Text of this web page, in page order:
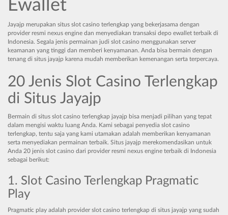
Ewallet
Jayajp merupakan situs slot casino terlengkap yang bekerjasama dengan
provider resmi nexus engine dan menyediakan transaksi depo ewallet terbaik di
Indonesia. Segala jenis permainan judi slot casino menggunakan server
keamanan yang tinggi dan memberi kenyamanan. Anda bisa bermain dengan
tenang di situs jayajp karena mudah memberikan kemenangan serta terpercaya.
20 Jenis Slot Casino Terlengkap
di Situs Jayajp
Bermain di situs slot casino terlengkap jayajp bisa menjadi pilihan yang tepat
dalam mengisi waktu luang Anda. Kami sebagai penyedia slot casino
terlengkap, tentu saja yang kami utamakan adalah memberikan kenyamanan
serta menyediakan permainan terbaik. Situs jayajp merekomendasikan untuk
Anda 20 jenis slot casino dari provider resmi nexus engine terbaik di Indonesia
sebagai berikut:
1. Slot Casino Terlengkap Pragmatic
Play
Pragmatic play adalah provider slot casino terlengkap di situs jayajp yang sudah